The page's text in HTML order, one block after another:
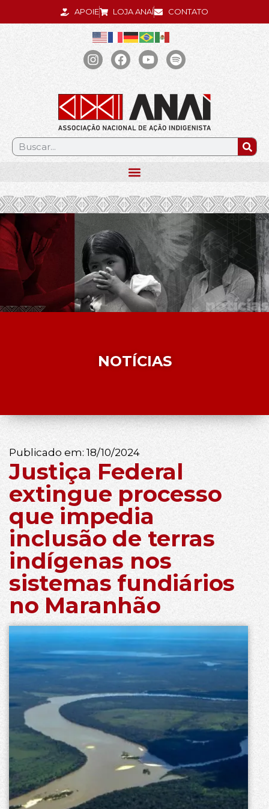
APOIE LOJA ANAÍ CONTATO
.
NOTÍCIAS
Publicado em: 18/10/2024
Justiça Federal
extingue processo
que impedia
inclusão de terras
indígenas nos
sistemas fundiários
no Maranhão